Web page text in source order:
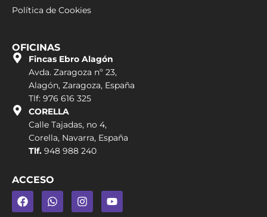
Política de Cookies
OFICINAS
Fincas Ebro Alagón
Avda. Zaragoza nº 23,
Alagón, Zaragoza, España
Tlf: 976 616 325
CORELLA
Calle Tajadas, no 4,
Corella, Navarra, España
Tlf. 948 988 240
ACCESO